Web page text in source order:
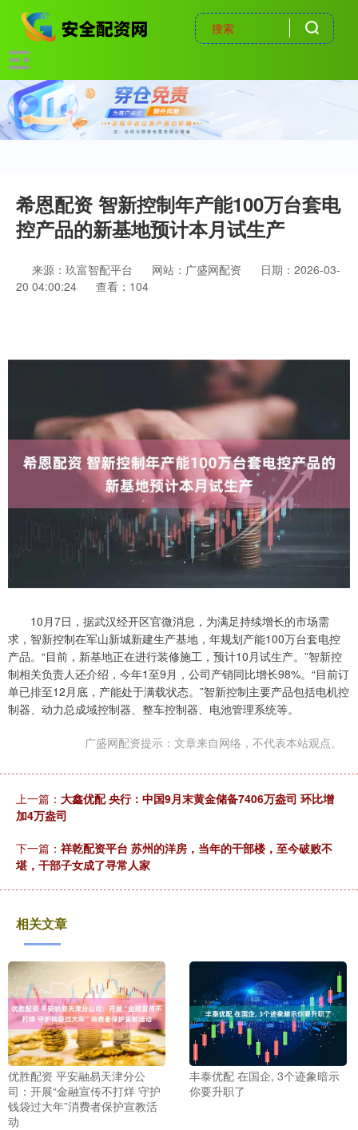
希恩配资 智新控制年产能100万台套电
控产品的新基地预计本月试生产
来源：玖富智配平台 网站：广盛网配资
日期：2026-03-
20 04:00:24
查看：104
10月7日，据武汉经开区官微消息，为满足持续增长的市场需
求，智新控制在军山新城新建生产基地，年规划产能100万台套电控
产品。“目前，新基地正在进行装修施工，预计10月试生产。”智新控
制相关负责人还介绍，今年1至9月，公司产销同比增长98%。“目前订
单已排至12月底，产能处于满载状态。”智新控制主要产品包括电机控
制器、动力总成域控制器、整车控制器、电池管理系统等。
广盛网配资提示：文章来自网络，不代表本站观点。
上一篇： 大鑫优配 央行：中国9月末黄金储备7406万盎司 环比增
加4万盎司
下一篇： 祥乾配资平台 苏州的洋房，当年的干部楼，至今破败不
堪，干部子女成了寻常人家
相关文章
优胜配资 平安融易天津分公
司：开展“金融宣传不打烊 守护
钱袋过大年”消费者保护宣教活
动
丰泰优配 在国企, 3个迹象暗示
你要升职了